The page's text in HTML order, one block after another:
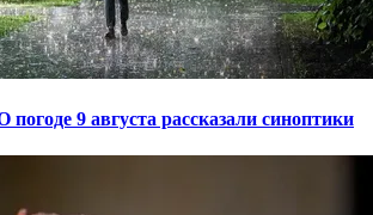
9 августа рассказали синоптики